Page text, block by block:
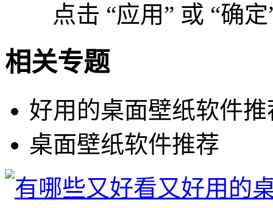
点击 “应用” 或 “确定
相关专题
好用的桌面壁纸软件推
桌面壁纸软件推荐